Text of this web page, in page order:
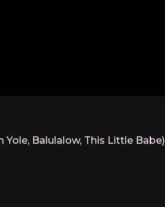
Balulalow, This Little Babe)